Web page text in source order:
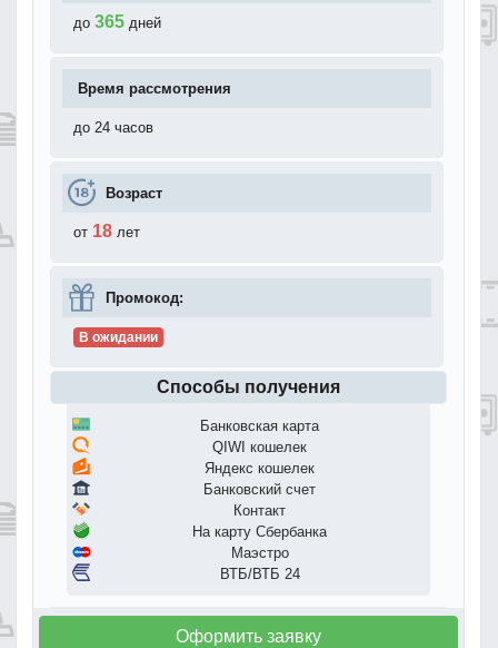
до 365 дней
Время рассмотрения
до 24 часов
Возраст
от 18 лет
Промокод:
В ожидании
Способы получения
Банковская карта
QIWI кошелек
Яндекс кошелек
Банковский счет
Контакт
На карту Сбербанка
Маэстро
ВТБ/ВТБ 24
Оформить заявку